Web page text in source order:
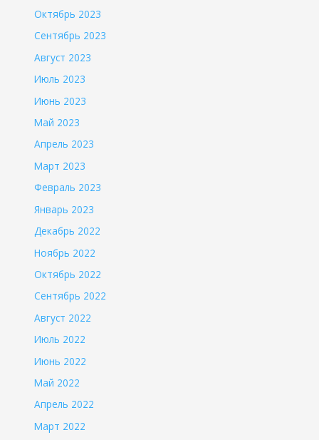
Октябрь 2023
Сентябрь 2023
Август 2023
Июль 2023
Июнь 2023
Май 2023
Апрель 2023
Март 2023
Февраль 2023
Январь 2023
Декабрь 2022
Ноябрь 2022
Октябрь 2022
Сентябрь 2022
Август 2022
Июль 2022
Июнь 2022
Май 2022
Апрель 2022
Март 2022